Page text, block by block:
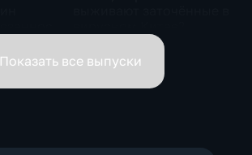
Показать все выпуски